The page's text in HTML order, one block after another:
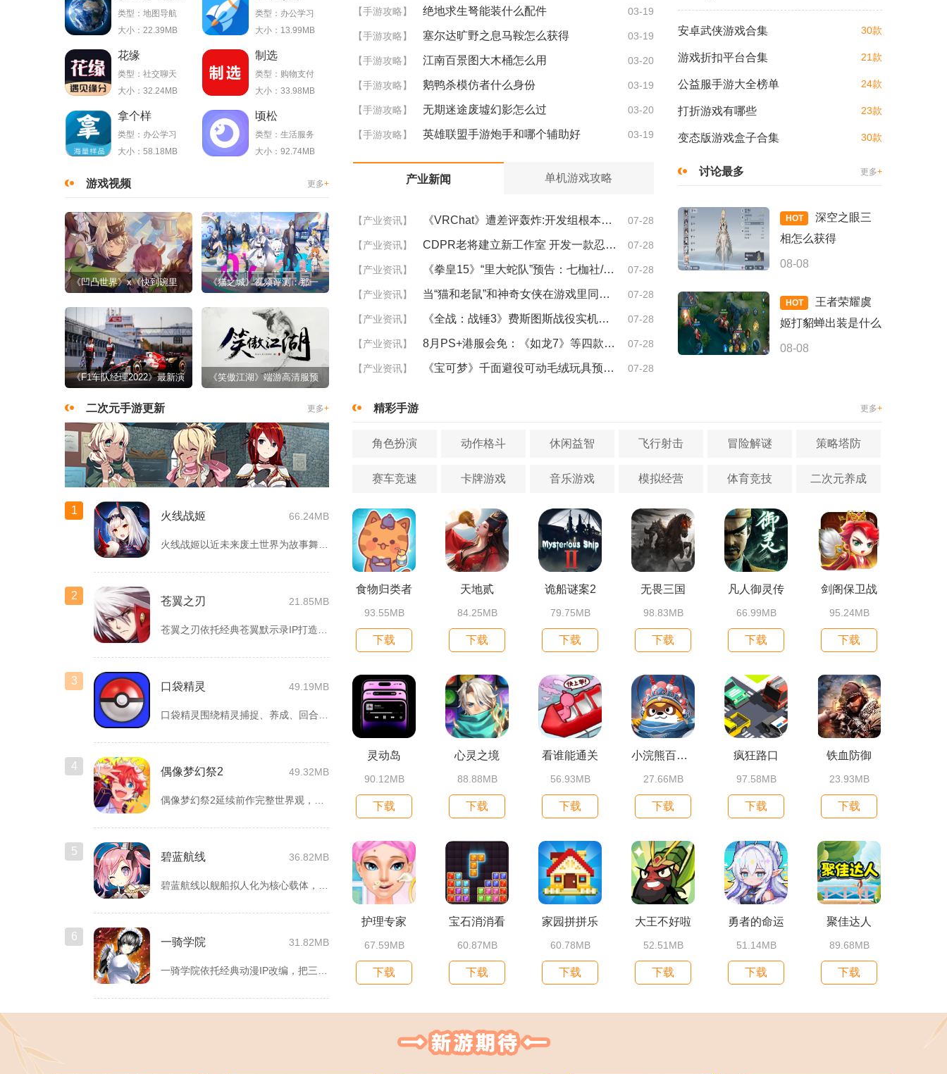
类型：地图导航
大小：22.39MB
类型：办公学习
大小：13.99MB
花缘
类型：社交聊天
大小：32.24MB
制选
类型：购物支付
大小：33.98MB
拿个样
类型：办公学习
大小：58.18MB
顷松
类型：生活服务
大小：92.74MB
游戏视频 更多+
《凹凸世界》x《快到碗里
世界吧！
《猫之城》视频评测：那一
《F1车队经理2022》最新演
《笑傲江湖》端游高清服预
首曝
【手游攻略】 绝地求生弩能装什么配件 03-19
【手游攻略】 塞尔达旷野之息马鞍怎么获得 03-19
【手游攻略】 江南百景图大木桶怎么用 03-20
【手游攻略】 鹅鸭杀模仿者什么身份 03-19
【手游攻略】 无期迷途废墟幻影怎么过 03-20
【手游攻略】 英雄联盟手游炮手和哪个辅助好 03-19
产业新闻 单机游戏攻略
【产业资讯】 《VRChat》遭差评轰炸:开发组根本不知道玩家想要什么 07-28
【产业资讯】 CDPR老将建立新工作室 开发一款忍者题材动作类网游 07-28
【产业资讯】 《拳皇15》“里大蛇队”预告：七枷社/夏尔米/克里斯 07-28
【产业资讯】 当“猫和老鼠”和神奇女侠在游戏里同台竞技 07-28
【产业资讯】 《全战：战锤3》费斯图斯战役实机演示 用瘟疫打战 07-28
【产业资讯】 8月PS+港服会免：《如龙7》等四款 比欧美服多一款 07-28
【产业资讯】 《宝可梦》千面避役可动毛绒玩具预售正式开启 07-28
安卓武侠游戏合集 30款
游戏折扣平台合集 21款
公益服手游大全榜单 24款
打折游戏有哪些 23款
变态版游戏盒子合集 30款
讨论最多 更多+
HOT
深空之眼三
相怎么获得
08-08
HOT
王者荣耀虞
姬打貂蝉出装是什么
08-08
二次元手游更新 更多+
1 火线战姬 66.24MB
2 苍翼之刃 21.85MB
3 口袋精灵 49.19MB
4 偶像梦幻祭2 49.32MB
5 碧蓝航线 36.82MB
6 一骑学院 31.82MB
精彩手游 更多+
角色扮演 动作格斗 休闲益智 飞行射击 冒险解谜 策略塔防
赛车竞速 卡牌游戏 音乐游戏 模拟经营 体育竞技 二次元养成
食物归类者
93.55MB
下载
天地贰
84.25MB
下载
诡船谜案2
79.75MB
下载
无畏三国
98.83MB
下载
凡人御灵传
66.99MB
下载
剑阁保卫战
95.24MB
下载
灵动岛
90.12MB
下载
心灵之境
88.88MB
下载
看谁能通关
56.93MB
下载
小浣熊百将传
27.66MB
下载
疯狂路口
97.58MB
下载
铁血防御
23.93MB
下载
护理专家
67.59MB
下载
宝石消消看
60.87MB
下载
家园拼拼乐
60.78MB
下载
大王不好啦
52.51MB
下载
勇者的命运
51.14MB
下载
聚佳达人
89.68MB
下载